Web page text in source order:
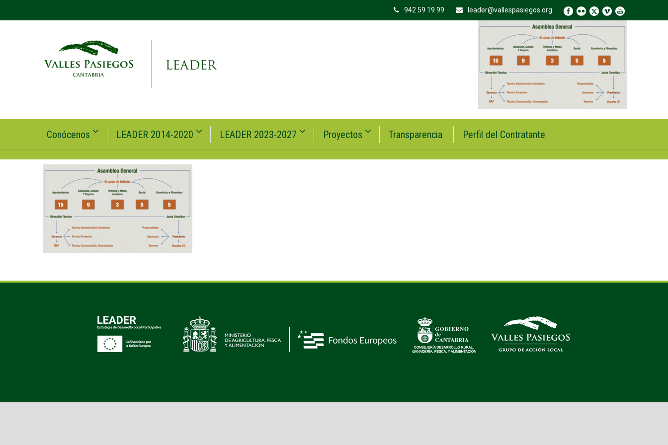
942 59 19 99 leader@vallespasiegos.org
Conócenos LEADER 2014-2020 LEADER 2023-2027 Proyectos Transparencia Perfil del Contratante